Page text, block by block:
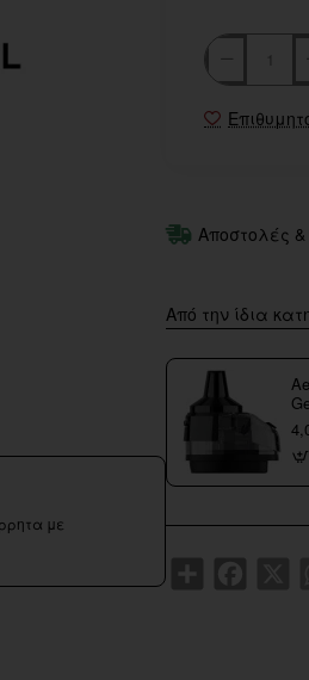
με
Αποστολές
Από την ίδια